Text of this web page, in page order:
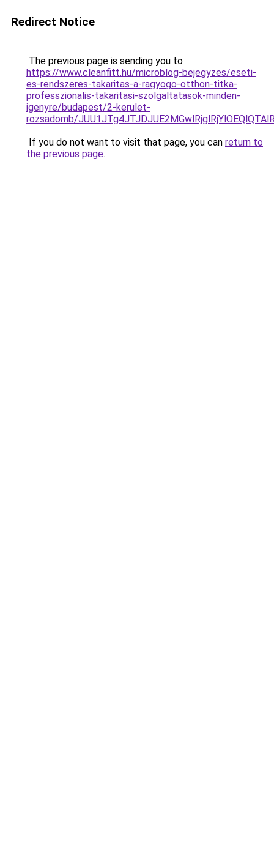
Redirect Notice
The previous page is sending you to
https://www.cleanfitt.hu/microblog-bejegyzes/eseti-
es-rendszeres-takaritas-a-ragyogo-otthon-titka-
professzionalis-takaritasi-szolgaltatasok-minden-
igenyre/budapest/2-kerulet-
rozsadomb/
If you do not want to visit that page, you can return to
the previous page.